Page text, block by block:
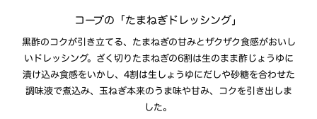
コープの「たまねぎドレッシング」
黒酢のコクが引き立てる、たまねぎの甘みとザクザク食感がおいし
いドレッシング。ざく切りたまねぎの6割は生のまま酢じょうゆに
漬け込み食感をいかし、4割は生しょうゆにだしや砂糖を合わせた
調味液で煮込み、玉ねぎ本来のうま味や甘み、コクを引き出しま
した。